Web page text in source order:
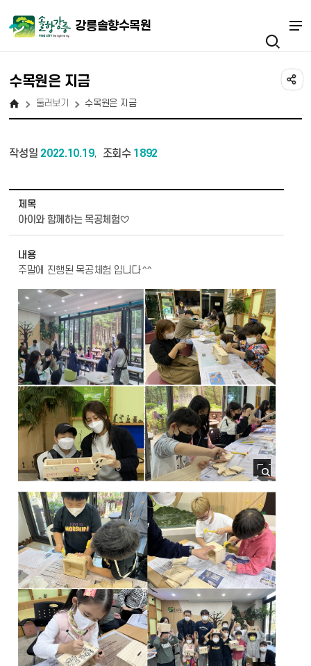
강릉솔향수목원
수목원은 지금
둘러보기 수목원은 지금
작성일 2022.10.19, 조회수 1892
제목
아이와 함께하는 목공체험♡
내용
주말에 진행된 목공체험 입니다 ^^